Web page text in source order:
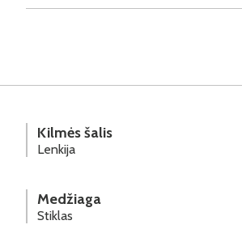
Kilmės šalis
Lenkija
Medžiaga
Stiklas